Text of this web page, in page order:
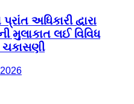
અધિકારી દ્વારા
મુલાકાત લઈ વિવિધ